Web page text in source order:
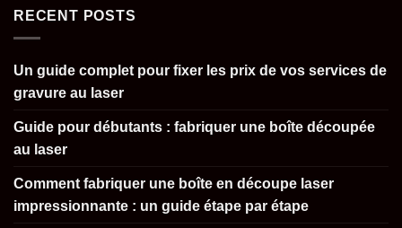
RECENT POSTS
Un guide complet pour fixer les prix de vos services de
gravure au laser
Guide pour débutants : fabriquer une boîte découpée
au laser
Comment fabriquer une boîte en découpe laser
impressionnante : un guide étape par étape